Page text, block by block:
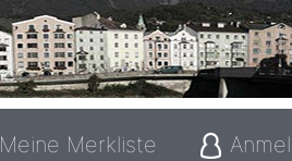
Meine Merkliste